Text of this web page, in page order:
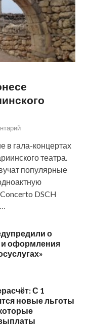
в гала-концертах
театра.
популярные
DSCH
о
и оформления
С 1
новые льготы